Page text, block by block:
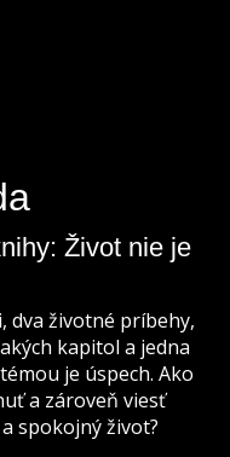
Život nie je
dva životné príbehy,
kapitol a jedna
je úspech. Ako
a zároveň viesť
spokojný život?